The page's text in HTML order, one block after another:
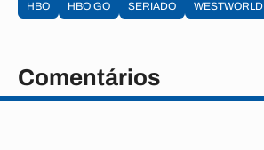
HBO HBO GO SERIADO WESTWORLD
Comentários